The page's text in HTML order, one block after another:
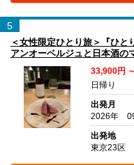
5
＜女性限定ひとり旅＞『ひと
アンオーベルジュと日本酒の
33,900円
日帰り
出発月
2026年
出発地
東京23区